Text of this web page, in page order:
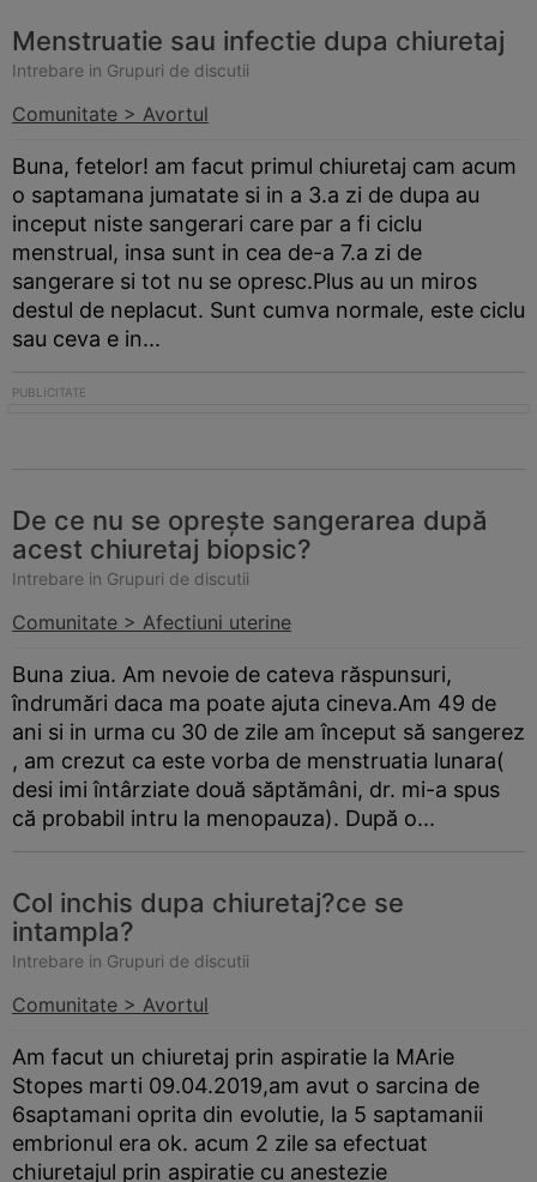
Menstruatie sau infectie dupa chiuretaj
Intrebare in Grupuri de discutii
Comunitate > Avortul
Buna, fetelor! am facut primul chiuretaj cam acum
o saptamana jumatate si in a 3.a zi de dupa au
inceput niste sangerari care par a fi ciclu
menstrual, insa sunt in cea de-a 7.a zi de
sangerare si tot nu se opresc.Plus au un miros
destul de neplacut. Sunt cumva normale, este ciclu
sau ceva e in...
De ce nu se oprește sangerarea după
acest chiuretaj biopsic?
Intrebare in Grupuri de discutii
Comunitate > Afectiuni uterine
Buna ziua. Am nevoie de cateva răspunsuri,
îndrumări daca ma poate ajuta cineva.Am 49 de
ani si in urma cu 30 de zile am început să sangerez
, am crezut ca este vorba de menstruatia lunara(
desi imi întârziate două săptămâni, dr. mi-a spus
că probabil intru la menopauza). După o...
Col inchis dupa chiuretaj?ce se
intampla?
Intrebare in Grupuri de discutii
Comunitate > Avortul
Am facut un chiuretaj prin aspiratie la MArie
Stopes marti 09.04.2019,am avut o sarcina de
6saptamani oprita din evolutie, la 5 saptamanii
embrionul era ok. acum 2 zile sa efectuat
chiuretajul prin aspiratie cu anestezie